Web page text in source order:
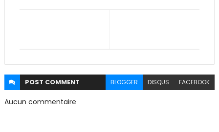
POST COMMENT BLOGGER DISQUS FACEBOOK
Aucun commentaire